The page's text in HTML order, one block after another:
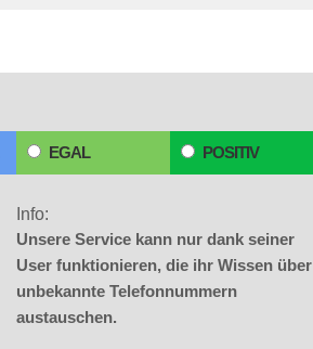
EGAL POSITIV
Info:
Unsere Service kann nur dank seiner
User funktionieren, die ihr Wissen über
unbekannte Telefonnummern
austauschen.